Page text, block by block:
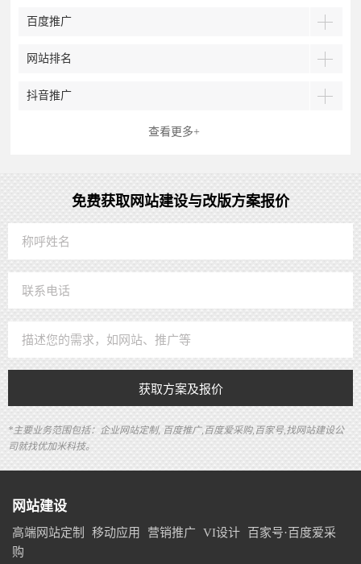
百度推广
网站排名
抖音推广
查看更多+
免费获取网站建设与改版方案报价
获取方案及报价
*主要业务范围包括：企业网站定制, 百度推广,百度爱采购,百家号,找网站建设公
司就找优加米科技。
网站建设
高端网站定制 移动应用 营销推广 VI设计
百家号·百度爱采
购